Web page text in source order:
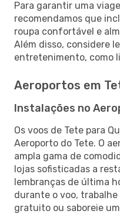
Para garantir uma
recomendamos que
roupa confortável e
Além disso, considere
entretenimento, como
Aeroportos em
Instalações no
Os voos de Tete para
Aeroporto do Tete. O
ampla gama de
lojas sofisticadas a
lembranças de última
durante o voo,
gratuito ou saboreie